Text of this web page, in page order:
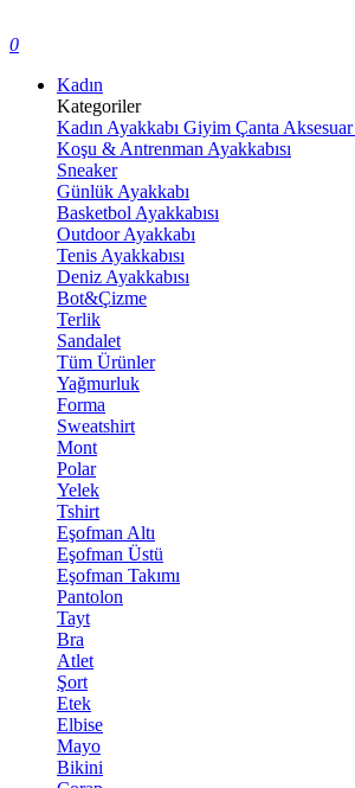
0
Kadın
Kategoriler
Kadın Ayakkabı Giyim Çanta Aksesuar
Koşu & Antrenman Ayakkabısı
Sneaker
Günlük Ayakkabı
Basketbol Ayakkabısı
Outdoor Ayakkabı
Tenis Ayakkabısı
Deniz Ayakkabısı
Bot&Çizme
Terlik
Sandalet
Tüm Ürünler
Yağmurluk
Forma
Sweatshirt
Mont
Polar
Yelek
Tshirt
Eşofman Altı
Eşofman Üstü
Eşofman Takımı
Pantolon
Tayt
Bra
Atlet
Şort
Etek
Elbise
Mayo
Bikini